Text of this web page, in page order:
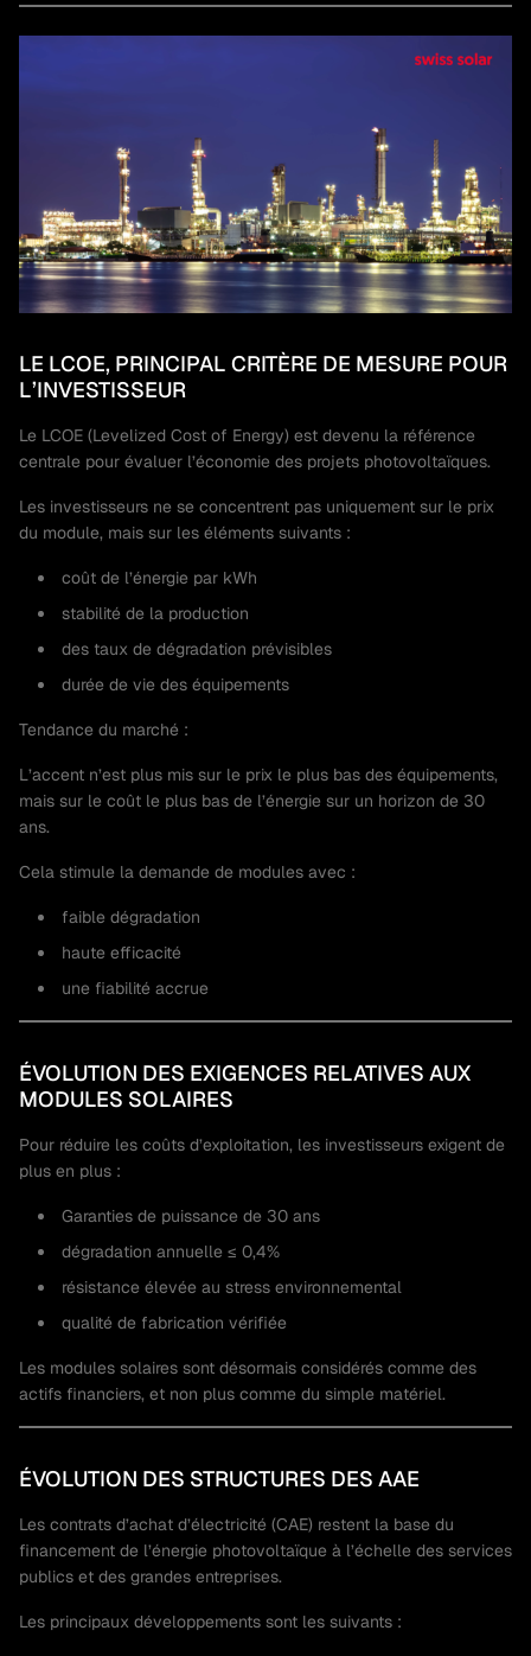
LE LCOE, PRINCIPAL CRITÈRE DE MESURE POUR
L’INVESTISSEUR
Le LCOE (Levelized Cost of Energy) est devenu la référence
centrale pour évaluer l’économie des projets photovoltaïques.
Les investisseurs ne se concentrent pas uniquement sur le prix
du module, mais sur les éléments suivants :
coût de l’énergie par kWh
stabilité de la production
des taux de dégradation prévisibles
durée de vie des équipements
Tendance du marché :
L’accent n’est plus mis sur le prix le plus bas des équipements,
mais sur le coût le plus bas de l’énergie sur un horizon de 30
ans.
Cela stimule la demande de modules avec :
faible dégradation
haute efficacité
une fiabilité accrue
ÉVOLUTION DES EXIGENCES RELATIVES AUX
MODULES SOLAIRES
Pour réduire les coûts d’exploitation, les investisseurs exigent de
plus en plus :
Garanties de puissance de 30 ans
dégradation annuelle ≤ 0,4%
résistance élevée au stress environnemental
qualité de fabrication vérifiée
Les modules solaires sont désormais considérés comme des
actifs financiers, et non plus comme du simple matériel.
ÉVOLUTION DES STRUCTURES DES AAE
Les contrats d’achat d’électricité (CAE) restent la base du
financement de l’énergie photovoltaïque à l’échelle des services
publics et des grandes entreprises.
Les principaux développements sont les suivants :